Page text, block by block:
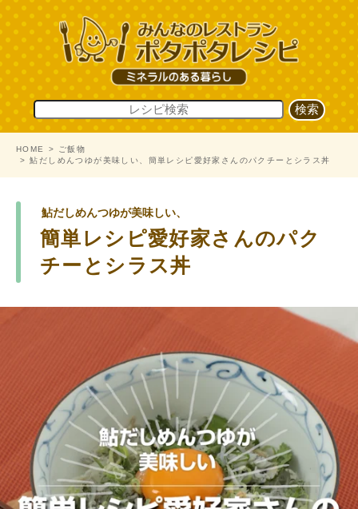
HOME
ご飯物
鮎だしめんつゆが美味しい、簡単レシピ愛好家さんのパクチーとシラス丼
鮎だしめんつゆが美味しい、
簡単レシピ愛好家さんのパク
チーとシラス丼